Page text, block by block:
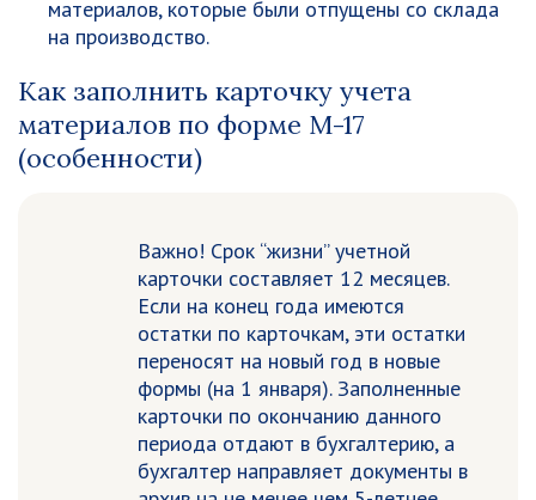
материалов, которые были отпущены со склада
на производство.
Как заполнить карточку учета
материалов по форме М-17
(особенности)
Важно! Срок “жизни” учетной
карточки составляет 12 месяцев.
Если на конец года имеются
остатки по карточкам, эти остатки
переносят на новый год в новые
формы (на 1 января). Заполненные
карточки по окончанию данного
периода отдают в бухгалтерию, а
бухгалтер направляет документы в